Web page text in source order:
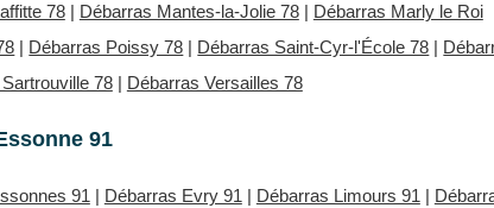
78| Débarras Mantes-la-Jolie 78| Débarras Marly le Roi
| Débarras Poissy 78 | Débarras Saint-Cyr-l'École 78 |
78| Débarras Versailles 78
91
91 | Débarras Evry 91 | Débarras Limours 91 |